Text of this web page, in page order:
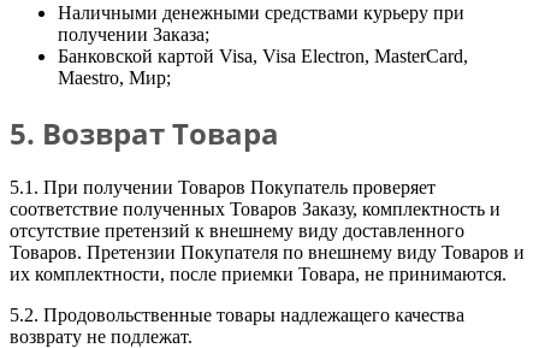
Наличными денежными средствами курьеру при
получении Заказа;
Банковской картой Visa, Visa Electron, MasterCard,
Maestro, Мир;
5. Возврат Товара
5.1. При получении Товаров Покупатель проверяет
соответствие полученных Товаров Заказу, комплектность и
отсутствие претензий к внешнему виду доставленного
Товаров. Претензии Покупателя по внешнему виду Товаров и
их комплектности, после приемки Товара, не принимаются.
5.2. Продовольственные товары надлежащего качества
возврату не подлежат.